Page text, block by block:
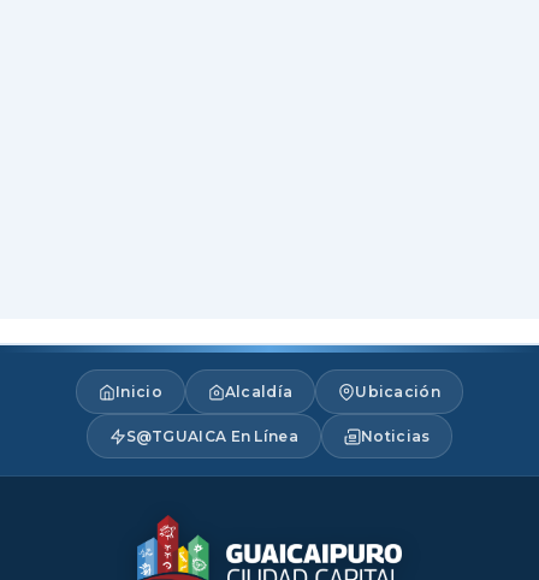
Inicio Alcaldía Ubicación
S@TGUAICA En Línea Noticias